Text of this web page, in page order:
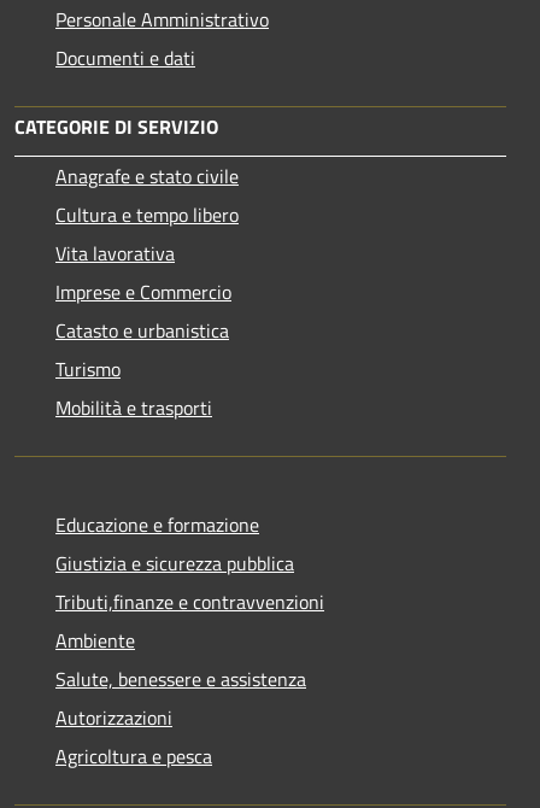
Personale Amministrativo
Documenti e dati
CATEGORIE DI SERVIZIO
Anagrafe e stato civile
Cultura e tempo libero
Vita lavorativa
Imprese e Commercio
Catasto e urbanistica
Turismo
Mobilità e trasporti
Educazione e formazione
Giustizia e sicurezza pubblica
Tributi,finanze e contravvenzioni
Ambiente
Salute, benessere e assistenza
Autorizzazioni
Agricoltura e pesca